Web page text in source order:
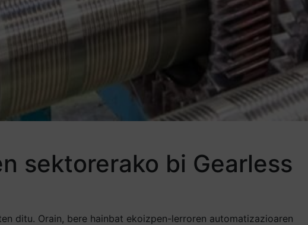
sektorerako bi Gearless
ditu. Orain, bere hainbat ekoizpen-lerroren automatizazioaren